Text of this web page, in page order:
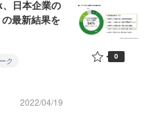
日本企業の
の最新結果を
ク
2022/04/19
0